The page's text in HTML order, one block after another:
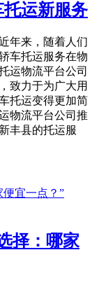
运新服务
年来，随着人们
车托运服务在物
运物流平台公司
致力于为广大用
托运变得更加简
物流平台公司推
丰县的托运服
择：哪家